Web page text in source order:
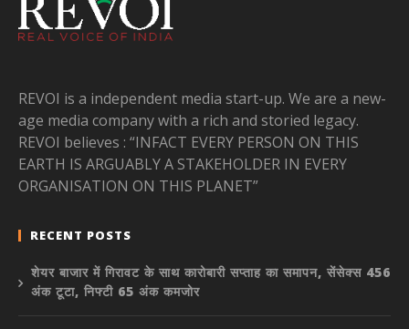
REVOI is a independent media start-up. We are a new-
age media company with a rich and storied legacy.
REVOI believes : “INFACT EVERY PERSON ON THIS
EARTH IS ARGUABLY A STAKEHOLDER IN EVERY
ORGANISATION ON THIS PLANET”
RECENT POSTS
शेयर बाजार में गिरावट के साथ कारोबारी सप्ताह का समापन, सेंसेक्स 456
अंक टूटा, निफ्टी 65 अंक कमजोर